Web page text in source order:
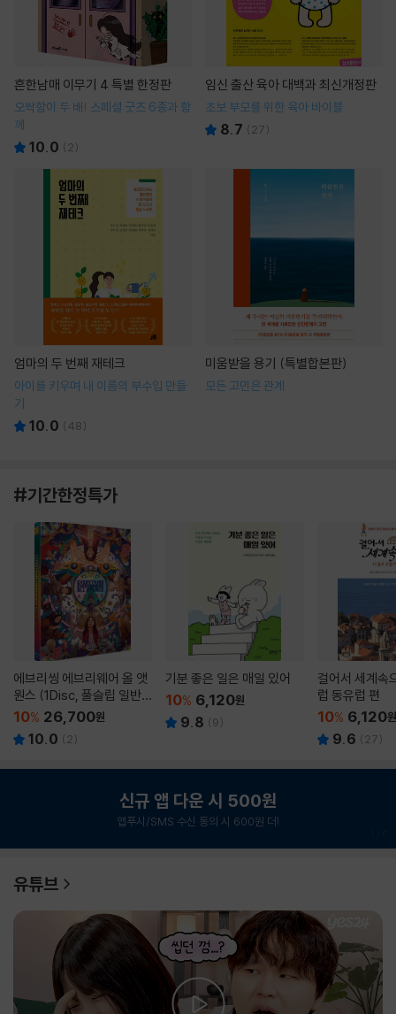
흔한남매 이무기 4 특별 한정판
오싹함이 두 배! 스페셜 굿즈 6종과 함
께
10.0 ( 2)
임신 출산 육아 대백과 최신개정판
초보 부모를 위한 육아 바이블
8.7 ( 27)
엄마의 두 번째 재테크
아이를 키우며 내 이름의 부수입 만들
기
10.0 (48)
미움받을 용기 (특별합본판)
모든 고민은 관계
#기간한정특가
에브리씽 에브리웨어 올 앳
원스 (1Disc, 풀슬립 일반
판) : 블루레이
10% 26,700원
10.0 ( 2)
기분 좋은 일은 매일 있어
10% 6,120원
9.8 (9)
걸어서 세계속
럽 동유럽 편
10% 6,120원
9.6 ( 27)
신규 앱 다운 시 500원
앱푸시/SMS 수신 동의 시 600원 더!
유튜브